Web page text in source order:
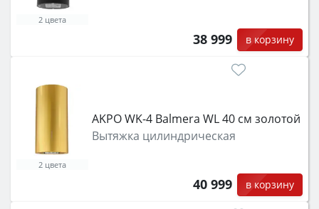
38 999 в корзину
2 цвета
AKPO WK-4 Balmera WL 40 см золотой
Вытяжка цилиндрическая
40 999 в корзину
2 цвета